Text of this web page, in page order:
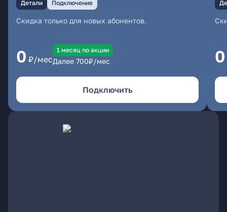
Детали Подключение
Скидка только для новых абонентов.
0 ₽/мес
1 месяц по акции
Далее 700₽/мес
Подключить
0